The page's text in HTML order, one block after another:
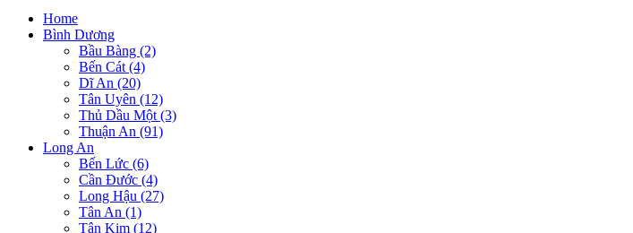
Home
Bình Dương
Bầu Bàng (2)
Bến Cát (4)
Dĩ An (20)
Tân Uyên (12)
Thủ Dầu Một (3)
Thuận An (91)
Long An
Bến Lức (6)
Cần Đước (4)
Long Hậu (27)
Tân An (1)
Tân Kim (12)